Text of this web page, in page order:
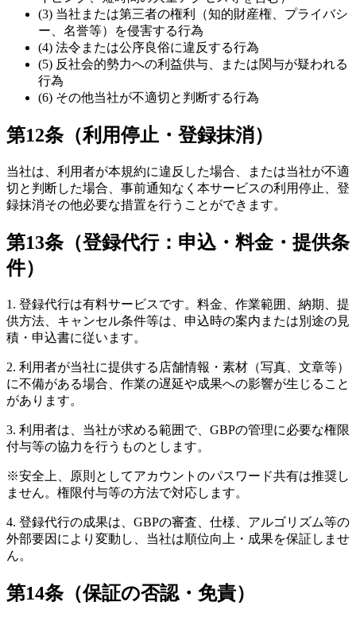
(3) 当社または第三者の権利（知的財産権、プライバシ
ー、名誉等）を侵害する行為
(4) 法令または公序良俗に違反する行為
(5) 反社会的勢力への利益供与、または関与が疑われる
行為
(6) その他当社が不適切と判断する行為
第12条（利用停止・登録抹消）
当社は、利用者が本規約に違反した場合、または当社が不適
切と判断した場合、事前通知なく本サービスの利用停止、登
録抹消その他必要な措置を行うことができます。
第13条（登録代行：申込・料金・提供条
件）
1. 登録代行は有料サービスです。料金、作業範囲、納期、提
供方法、キャンセル条件等は、申込時の案内または別途の見
積・申込書に従います。
2. 利用者が当社に提供する店舗情報・素材（写真、文章等）
に不備がある場合、作業の遅延や成果への影響が生じること
があります。
3. 利用者は、当社が求める範囲で、GBPの管理に必要な権限
付与等の協力を行うものとします。
※安全上、原則としてアカウントのパスワード共有は推奨し
ません。権限付与等の方法で対応します。
4. 登録代行の成果は、GBPの審査、仕様、アルゴリズム等の
外部要因により変動し、当社は順位向上・成果を保証しませ
ん。
第14条（保証の否認・免責）